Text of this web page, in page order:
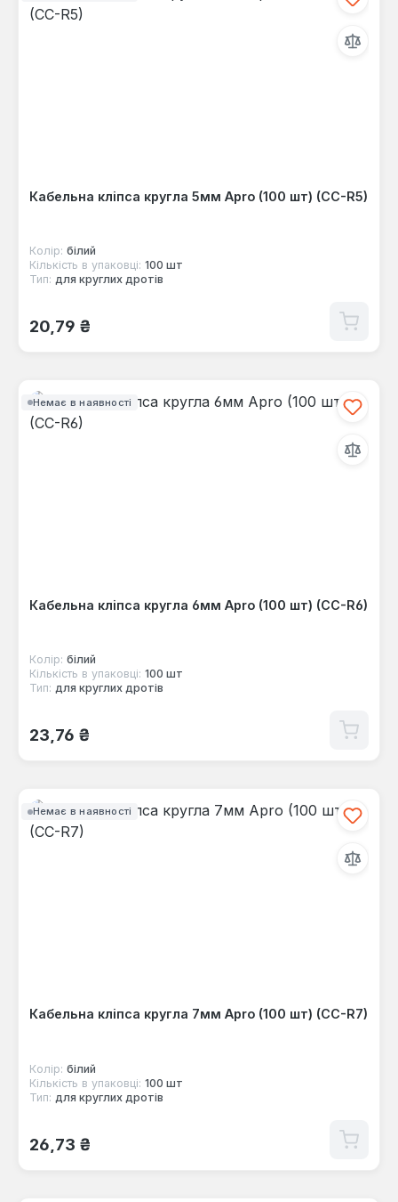
Кабельна кліпса кругла 5мм Apro (100 шт) (CC-R5)
Колір: білий
Кількість в упаковці: 100 шт
Тип: для круглих дротів
Звичайна ціна:
20,79 ₴
Немає в наявності
Кабельна кліпса кругла 6мм Apro (100 шт) (CC-R6)
Колір: білий
Кількість в упаковці: 100 шт
Тип: для круглих дротів
Звичайна ціна:
23,76 ₴
Немає в наявності
Кабельна кліпса кругла 7мм Apro (100 шт) (CC-R7)
Колір: білий
Кількість в упаковці: 100 шт
Тип: для круглих дротів
Звичайна ціна:
26,73 ₴